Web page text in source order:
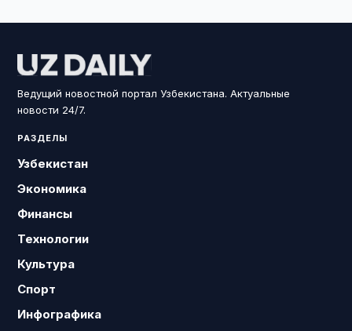
Ведущий новостной портал Узбекистана. Актуальные
новости 24/7.
РАЗДЕЛЫ
Узбекистан
Экономика
Финансы
Технологии
Культура
Спорт
Инфографика